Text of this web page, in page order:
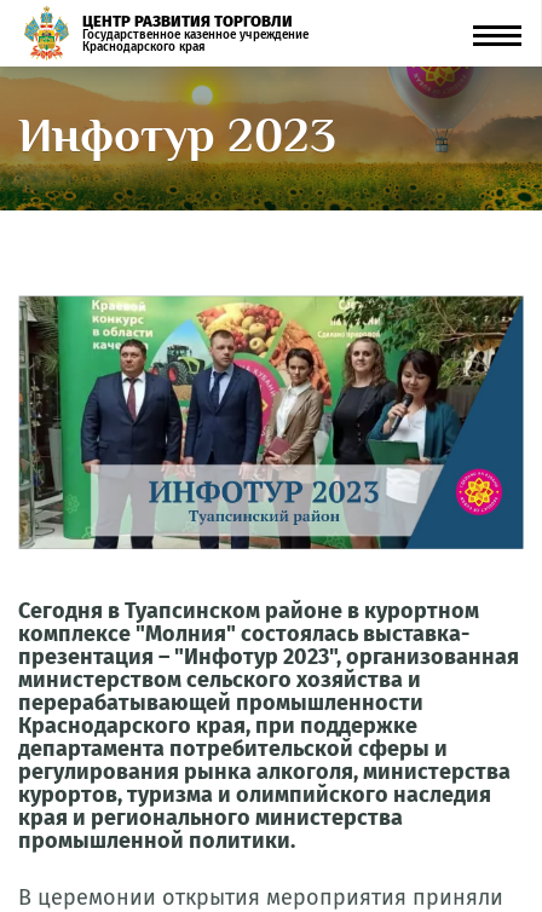
ЦЕНТР РАЗВИТИЯ ТОРГОВЛИ
Государственное казенное учреждение
Краснодарского края
Инфотур 2023
Сегодня в Туапсинском районе в курортном
комплексе "Молния" состоялась выставка-
презентация – "Инфотур 2023", организованная
министерством сельского хозяйства и
перерабатывающей промышленности
Краснодарского края, при поддержке
департамента потребительской сферы и
регулирования рынка алкоголя, министерства
курортов, туризма и олимпийского наследия
края и регионального министерства
промышленной политики.
В церемонии открытия мероприятия приняли